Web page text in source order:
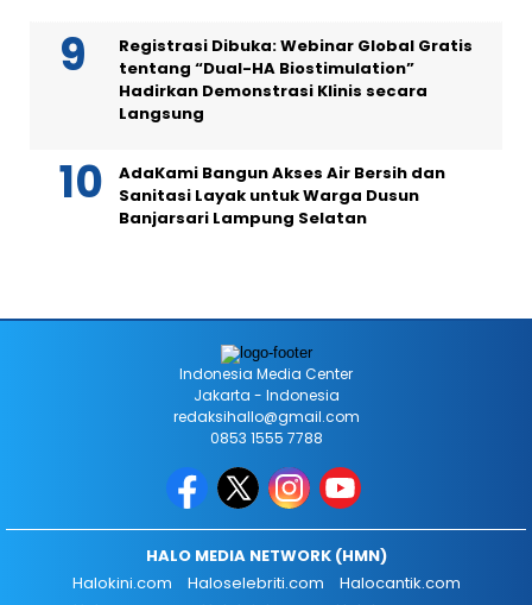
Registrasi Dibuka: Webinar Global Gratis
tentang “Dual-HA Biostimulation”
Hadirkan Demonstrasi Klinis secara
Langsung
AdaKami Bangun Akses Air Bersih dan
Sanitasi Layak untuk Warga Dusun
Banjarsari Lampung Selatan
Indonesia Media Center
Jakarta - Indonesia
redaksihallo@gmail.com
0853 1555 7788
HALO MEDIA NETWORK (HMN)
Halokini.com
Haloselebriti.com
Halocantik.com